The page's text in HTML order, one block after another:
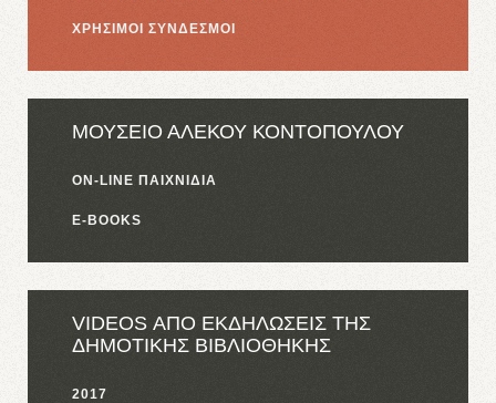
ΧΡΗΣΙΜΟΙ ΣΥΝΔΕΣΜΟΙ
ΜΟΥΣΕΙΟ ΑΛΕΚΟΥ ΚΟΝΤΟΠΟΥΛΟΥ
ON-LINE ΠΑΙΧΝΙΔΙΑ
E-BOOKS
VIDEOS ΑΠΟ ΕΚΔΗΛΩΣΕΙΣ ΤΗΣ
ΔΗΜΟΤΙΚΗΣ ΒΙΒΛΙΟΘΗΚΗΣ
2017